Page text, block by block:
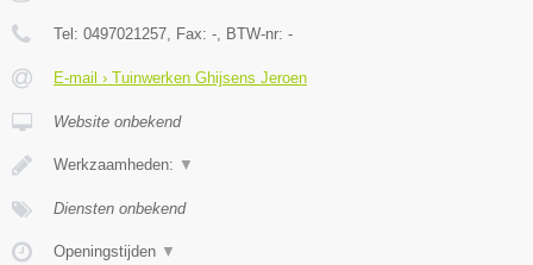
Tel: 0497021257 , Fax: - , BTW-nr: -
E-mail › Tuinwerken Ghijsens Jeroen
Website onbekend
Werkzaamheden: ▼
Diensten onbekend
Openingstijden ▼